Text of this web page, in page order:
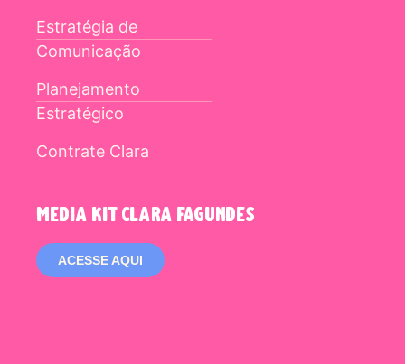
Estratégia de
Comunicação
Planejamento
Estratégico
Contrate Clara
media kit clara fagundes
ACESSE AQUI